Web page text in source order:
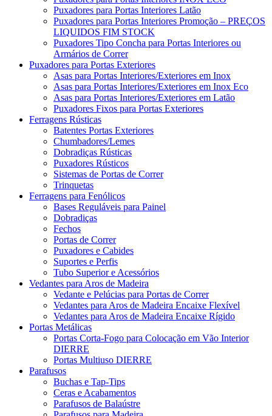
Puxadores para Portas Interiores Latão
Puxadores para Portas Interiores Promoção – PREÇOS
LIQUIDOS FIM STOCK
Puxadores Tipo Concha para Portas Interiores ou
Armários de Correr
Puxadores para Portas Exteriores
Asas para Portas Interiores/Exteriores em Inox
Asas para Portas Interiores/Exteriores em Inox Eco
Asas para Portas Interiores/Exteriores em Latão
Puxadores Fixos para Portas Exteriores
Ferragens Rústicas
Batentes Portas Exteriores
Chumbadores/Lemes
Dobradiças Rústicas
Puxadores Rústicos
Sistemas de Portas de Correr
Trinquetas
Ferragens para Fenólicos
Bases Reguláveis para Painel
Dobradiças
Fechos
Portas de Correr
Puxadores e Cabides
Suportes e Perfis
Tubo Superior e Acessórios
Vedantes para Aros de Madeira
Vedante e Pelúcias para Portas de Correr
Vedantes para Aros de Madeira Encaixe Flexível
Vedantes para Aros de Madeira Encaixe Rígido
Portas Metálicas
Portas Corta-Fogo para Colocação em Vão Interior
DIERRE
Portas Multiuso DIERRE
Parafusos
Buchas e Tap-Tips
Ceras e Acabamentos
Parafusos de Balaústre